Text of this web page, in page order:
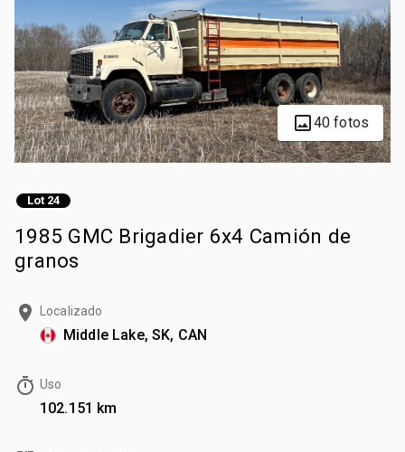
40 fotos
Lot 24
1985 GMC Brigadier 6x4 Camión de
granos
Localizado
Middle Lake, SK, CAN
Uso
102.151 km